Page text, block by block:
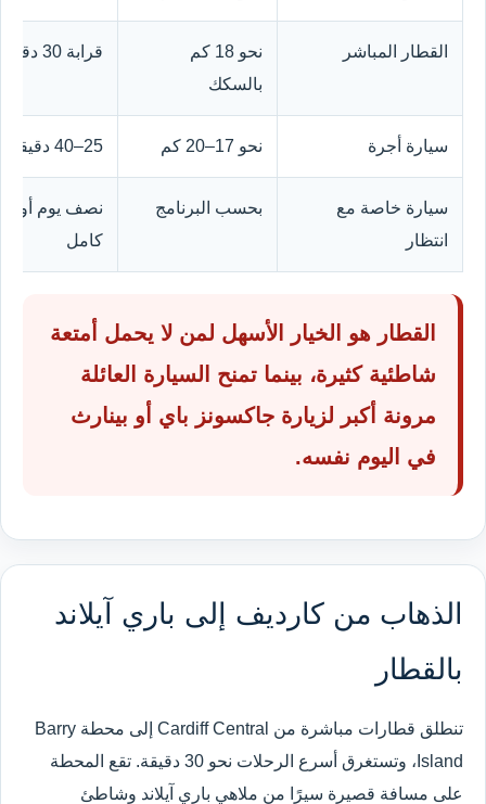
القطار المباشر
نحو 18 كم
بالسكك
قرابة 30 دقيقة
سيارة أجرة نحو 17–20 كم 25–40 دقيقة
سيارة خاصة مع
انتظار
بحسب البرنامج
نصف يوم أو
كامل
القطار هو الخيار الأسهل لمن لا يحمل أمتعة
شاطئية كثيرة، بينما تمنح السيارة العائلة
مرونة أكبر لزيارة جاكسونز باي أو بينارث
في اليوم نفسه.
الذهاب من كارديف إلى باري آيلاند
بالقطار
تنطلق قطارات مباشرة من Cardiff Central إلى محطة Barry
Island، وتستغرق أسرع الرحلات نحو 30 دقيقة. تقع المحطة
على مسافة قصيرة سيرًا من ملاهي باري آيلاند وشاطئ